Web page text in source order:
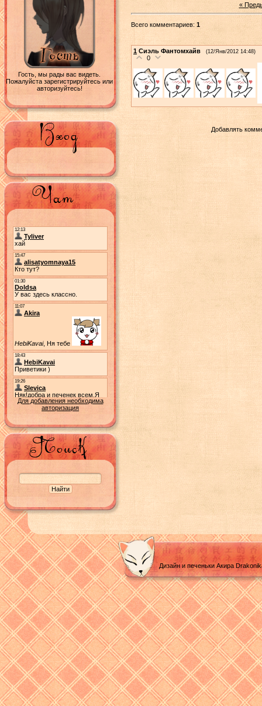
Гость, мы рады вас видеть.
Пожалуйста зарегистрируйтесь или
авторизуйтесь!
Для добавления необходима
авторизация
«
Всего комментариев: 1
1 Сиэль Фантомхайв (12/Янв/2012 14:48)
0
Добавлять
Дизайн и печеньки Акира